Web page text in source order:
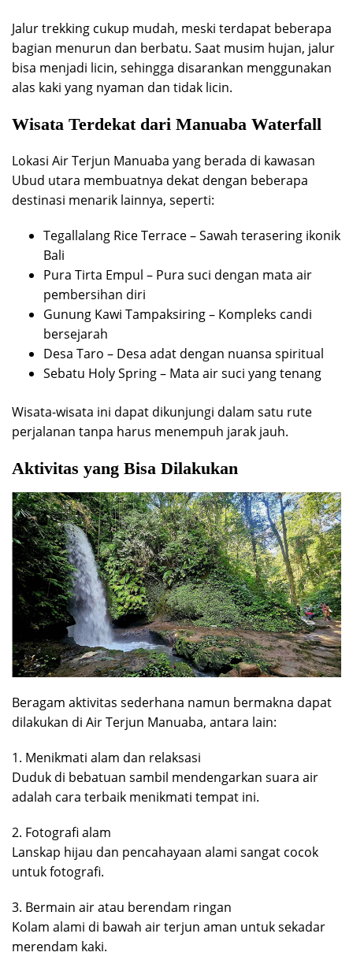
Jalur trekking cukup mudah, meski terdapat beberapa
bagian menurun dan berbatu. Saat musim hujan, jalur
bisa menjadi licin, sehingga disarankan menggunakan
alas kaki yang nyaman dan tidak licin.
Wisata Terdekat dari Manuaba Waterfall
Lokasi Air Terjun Manuaba yang berada di kawasan
Ubud utara membuatnya dekat dengan beberapa
destinasi menarik lainnya, seperti:
Tegallalang Rice Terrace – Sawah terasering ikonik
Bali
Pura Tirta Empul – Pura suci dengan mata air
pembersihan diri
Gunung Kawi Tampaksiring – Kompleks candi
bersejarah
Desa Taro – Desa adat dengan nuansa spiritual
Sebatu Holy Spring – Mata air suci yang tenang
Wisata-wisata ini dapat dikunjungi dalam satu rute
perjalanan tanpa harus menempuh jarak jauh.
Aktivitas yang Bisa Dilakukan
Beragam aktivitas sederhana namun bermakna dapat
dilakukan di Air Terjun Manuaba, antara lain:
1. Menikmati alam dan relaksasi
Duduk di bebatuan sambil mendengarkan suara air
adalah cara terbaik menikmati tempat ini.
2. Fotografi alam
Lanskap hijau dan pencahayaan alami sangat cocok
untuk fotografi.
3. Bermain air atau berendam ringan
Kolam alami di bawah air terjun aman untuk sekadar
merendam kaki.